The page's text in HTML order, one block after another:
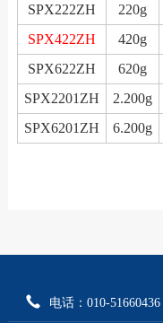
SPX222ZH 220g
SPX422ZH
420g
SPX622ZH
620g
SPX2201ZH
2.200g
SPX6201ZH
6.200g
电话：010-51660436